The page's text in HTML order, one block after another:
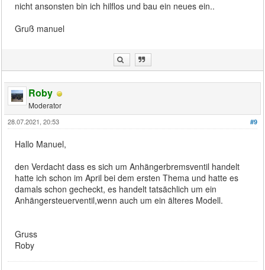
nicht ansonsten bin ich hilflos und bau ein neues ein..
Gruß manuel
Roby
Moderator
#9
28.07.2021, 20:53
Hallo Manuel,
den Verdacht dass es sich um Anhängerbremsventil handelt
hatte ich schon im April bei dem ersten Thema und hatte es
damals schon gecheckt, es handelt tatsächlich um ein
Anhängersteuerventil,wenn auch um ein älteres Modell.
Gruss
Roby